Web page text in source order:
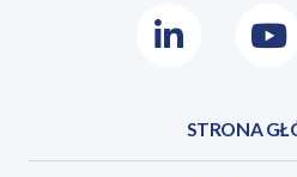
LinkedIn
STRONA